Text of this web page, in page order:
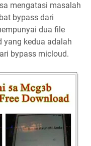
mengatasi masalah
bypass dari
dua file
yang kedua adalah
bypass micloud.